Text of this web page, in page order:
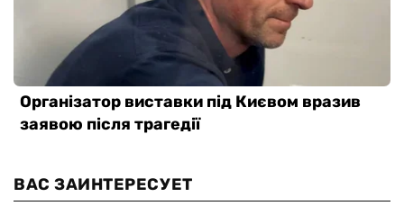
ВАС ЗАИНТЕРЕСУЕТ